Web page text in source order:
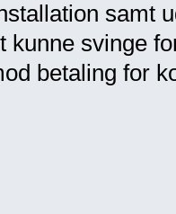
samt
kunne svinge
betaling for